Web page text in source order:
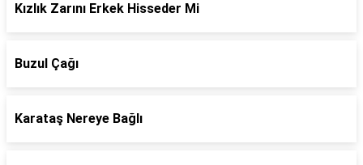
Kızlık Zarını Erkek Hisseder Mi
Buzul Çağı
Karataş Nereye Bağlı